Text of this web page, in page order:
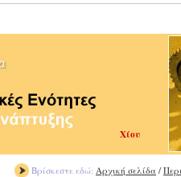
Χίου
Βρίσκεστε εδώ: Αρχική σελίδα /